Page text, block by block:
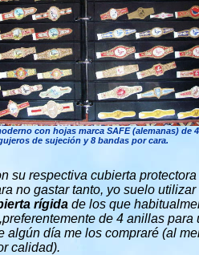
con hojas marca SAFE (alemanas) de 4
de sujeción y 8 bandas por cara.
su respectiva cubierta protectora
no gastar tanto, yo suelo utilizar
rígida de los que
de 4 anillas para
algún día me los compraré (al
calidad).